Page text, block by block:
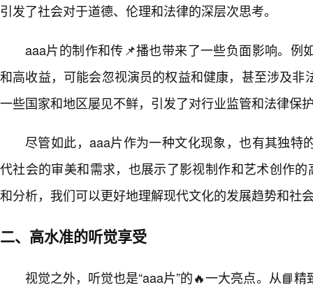
引发了社会对于道德、伦理和法律的深层次思考。
aaa片的制作和传📌播也带来了一些负面影响。例
和高收益，可能会忽视演员的权益和健康，甚至涉及非
一些国家和地区屡见不鲜，引发了对行业监管和法律保
尽管如此，aaa片作为一种文化现象，也有其独特
代社会的审美和需求，也展示了影视制作和艺术创作
和分析，我们可以更好地理解现代文化的发展趋势和社
二、高水准的听觉享受
视觉之外，听觉也是“aaa片”的🔥一大亮点。从📘